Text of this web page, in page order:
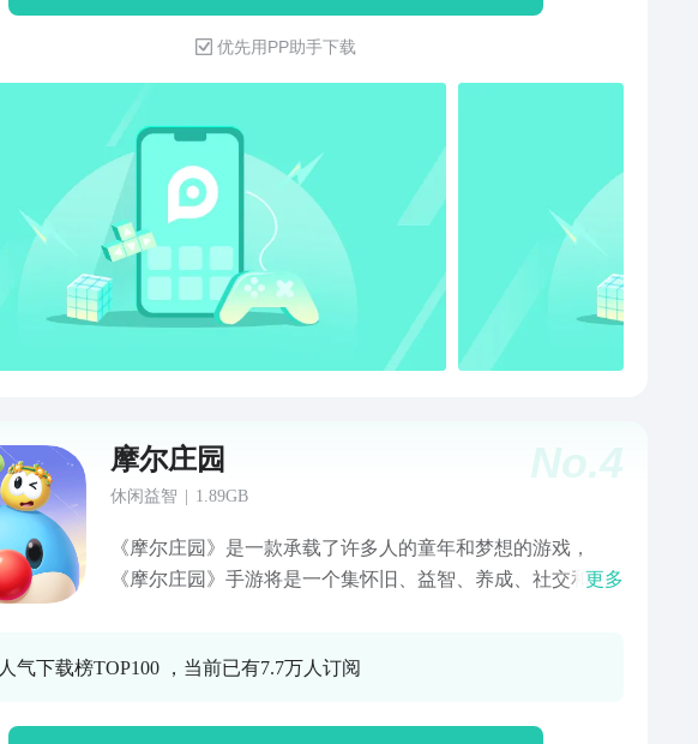
优先用PP助手下载
No.4
摩尔庄园
休闲益智 1.89GB
《摩尔庄园》是一款承载了许多人的童年和梦想的游戏，
《摩尔庄园》手游将是一个集怀旧、益智、养成、社交和剧
生动的角色和丰富精彩的故事情节，并且采用全新的3D形式
更多
人气下载榜TOP100 ，当前已有7.7万人订阅